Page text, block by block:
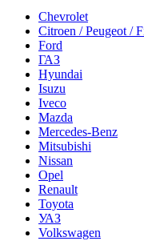
Chevrolet
Citroen / Peugeot /
Ford
ГАЗ
Hyundai
Isuzu
Iveco
Mazda
Mercedes-Benz
Mitsubishi
Nissan
Opel
Renault
Toyota
УАЗ
Volkswagen